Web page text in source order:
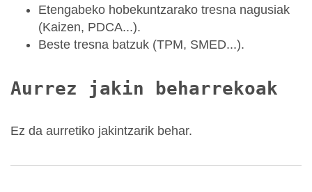
Etengabeko hobekuntzarako tresna nagusiak
(Kaizen, PDCA...).
Beste tresna batzuk (TPM, SMED...).
Aurrez jakin beharrekoak
Ez da aurretiko jakintzarik behar.